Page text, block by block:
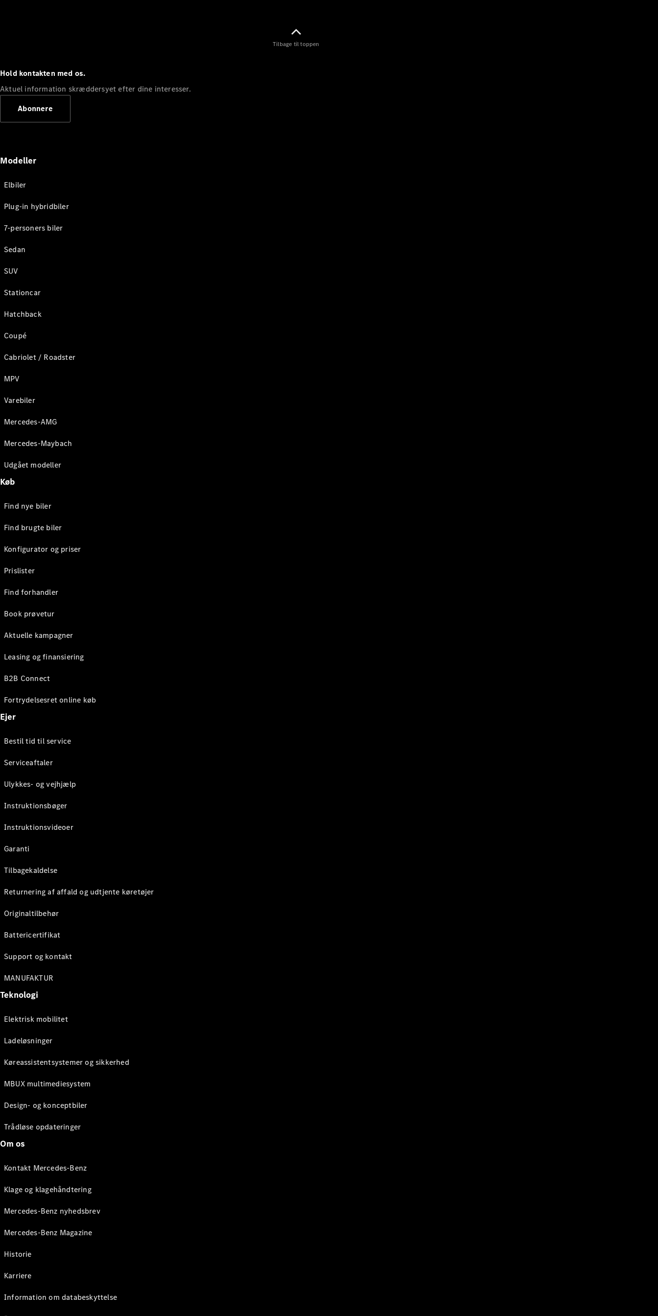
Tilbage til toppen
Hold kontakten med os.
Aktuel information skræddersyet efter dine interesser.
Abonnere
Modeller
Elbiler
Plug-in hybridbiler
7-personers biler
Sedan
SUV
Stationcar
Hatchback
Coupé
Cabriolet / Roadster
MPV
Varebiler
Mercedes-AMG
Mercedes-Maybach
Udgået modeller
Køb
Find nye biler
Find brugte biler
Konfigurator og priser
Prislister
Find forhandler
Book prøvetur
Aktuelle kampagner
Leasing og finansiering
B2B Connect
Fortrydelsesret online køb
Ejer
Bestil tid til service
Serviceaftaler
Ulykkes- og vejhjælp
Instruktionsbøger
Instruktionsvideoer
Garanti
Tilbagekaldelse
Returnering af affald og udtjente køretøjer
Originaltilbehør
Battericertifikat
Support og kontakt
MANUFAKTUR
Teknologi
Elektrisk mobilitet
Ladeløsninger
Køreassistentsystemer og sikkerhed
MBUX multimediesystem
Design- og konceptbiler
Trådløse opdateringer
Om os
Kontakt Mercedes-Benz
Klage og klagehåndtering
Mercedes-Benz nyhedsbrev
Mercedes-Benz Magazine
Historie
Karriere
Information om databeskyttelse